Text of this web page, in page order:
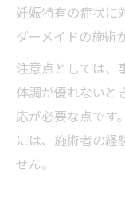
妊娠中
で
整体と
鍼灸整
妊婦の悩み
鍼灸整
妊娠特有の症状に
ダーメイドの施術
注意点としては、
体調が優れないと
応が必要な点です
には、施術者の経
せん。